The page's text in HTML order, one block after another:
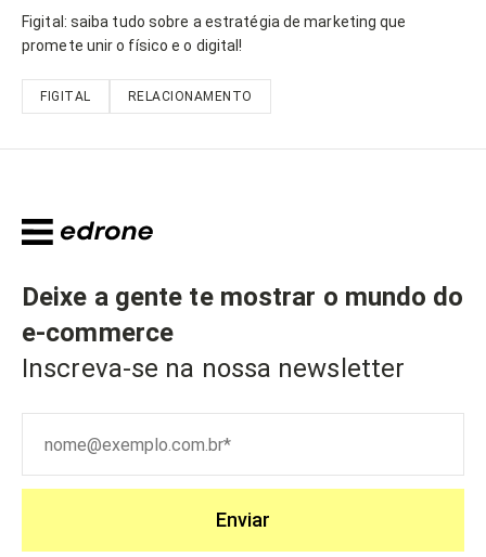
Figital: saiba tudo sobre a estratégia de marketing que
promete unir o físico e o digital!
FIGITAL RELACIONAMENTO
Deixe a gente te mostrar o mundo do
e-commerce
Inscreva-se na nossa newsletter
Enviar